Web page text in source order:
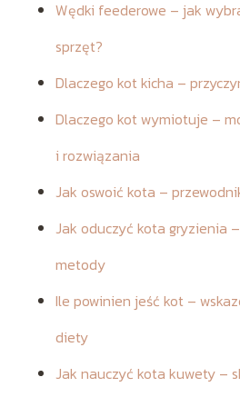
Wędki feederowe – jak
sprzęt?
Dlaczego kot kicha –
Dlaczego kot wymiotuje –
i rozwiązania
Jak oswoić kota –
Jak oduczyć kota gryzienia
metody
Ile powinien jeść kot –
diety
Jak nauczyć kota kuwety –